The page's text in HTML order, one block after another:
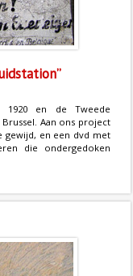
1920 en de Tweede
Aan ons project
gewijd, en een dvd met
die ondergedoken